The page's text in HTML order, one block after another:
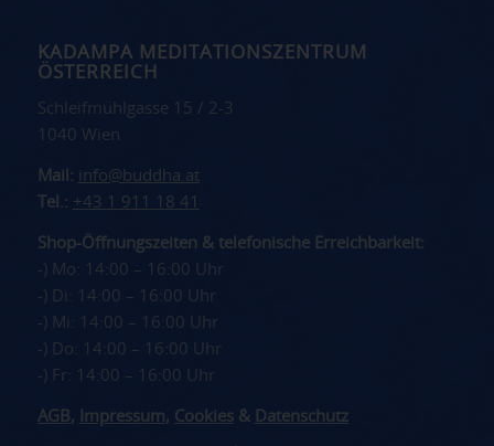
KADAMPA MEDITATIONSZENTRUM
ÖSTERREICH
Schleifmühlgasse 15 / 2-3
1040 Wien
Mail: info@buddha.at
Tel.: +43 1 911 18 41
Shop-Öffnungszeiten & telefonische Erreichbarkeit:
-) Mo: 14:00 – 16:00 Uhr
-) Di: 14:00 – 16:00 Uhr
-) Mi: 14:00 – 16:00 Uhr
-) Do: 14:00 – 16:00 Uhr
-) Fr: 14:00 – 16:00 Uhr
AGB , Impressum, Cookies& Datenschutz